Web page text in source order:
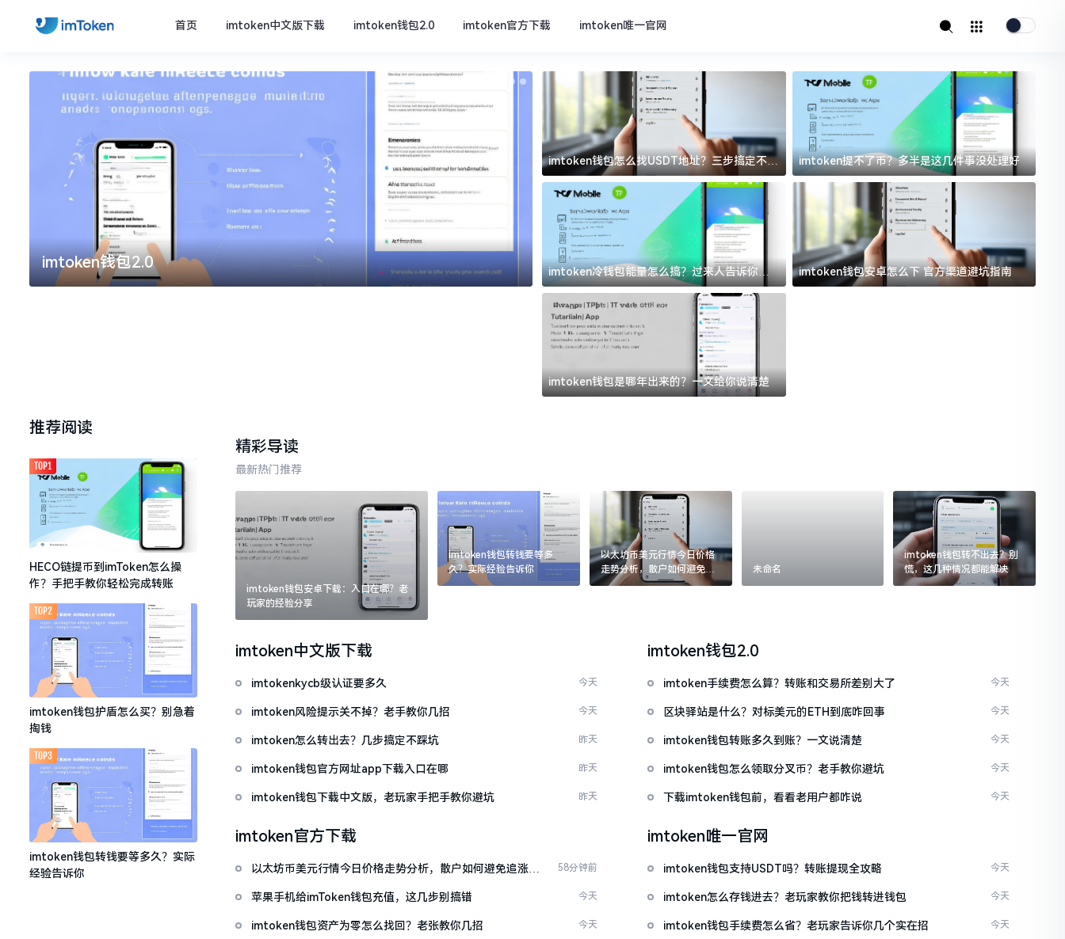
首页 imtoken中文版下载 imtoken钱包2.0 imtoken官方下载 imtoken唯一官网
imtoken钱包2.0 imtoken官方下载
imtoken钱包怎么找USDT地址？三步搞定不踩
坑
imtoken提不了币？多半是这几件事没处理好
imtoken冷钱包能量怎么搞？过来人告诉你门
道
imtoken钱包安卓怎么下 官方渠道避坑指南
imtoken钱包是哪年出来的？一文给你说清楚
推荐阅读
HECO链提币到imToken怎么操
作？手把手教你轻松完成转账
TOP1
imtoken钱包护盾怎么买？别急着
掏钱
TOP2
imtoken钱包转钱要等多久？实际
经验告诉你
TOP3
精彩导读
最新热门推荐
imtoken钱包安卓下载：入口在哪？老
玩家的经验分享
imtoken钱包转钱要等多
久？实际经验告诉你
以太坊币美元行情今日价格
走势分析，散户如何避免追
涨杀跌被套牢
未命名
imtoken钱包转不出去？别
慌，这几种情况都能解决
imtoken中文版下载
imtokenkycb级认证要多久 今天
imtoken风险提示关不掉？老手教你几招 今天
imtoken怎么转出去？几步搞定不踩坑 昨天
imtoken钱包官方网址app下载入口在哪 昨天
imtoken钱包下载中文版，老玩家手把手教你避坑 昨天
imtoken钱包2.0
imtoken手续费怎么算？转账和交易所差别大了 今天
区块驿站是什么？对标美元的ETH到底咋回事 今天
imtoken钱包转账多久到账？一文说清楚 今天
imtoken钱包怎么领取分叉币？老手教你避坑 今天
下载imtoken钱包前，看看老用户都咋说 今天
imtoken官方下载
以太坊币美元行情今日价格走势分析，散户如何避免追涨杀
58分钟前
苹果手机给imToken钱包充值，这几步别搞错 今天
imtoken钱包资产为零怎么找回？老张教你几招 今天
imtoken唯一官网
imtoken钱包支持USDT吗？转账提现全攻略 今天
imtoken怎么存钱进去？老玩家教你把钱转进钱包 今天
imtoken钱包手续费怎么省？老玩家告诉你几个实在招 今天